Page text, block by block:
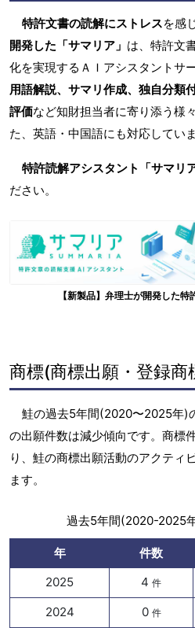
特許文書の読解にストレスを感
開発した「サマリア」 は、特許文
化を実現するＡＩアシスタントサ
用語解説、サマリ作成、独自分類
評価など知財担当者に寄り添う様
た、英語・中国語にも対応していま
特許読解アシスタント「サマリア
ださい。
【新製品】弁理士が開発した
商標(商標出願・登録商
鮭の過去5年間(2020〜2025年)
の出願件数は減少傾向です。商標
り、鮭の商標出願活動のアクティ
ます。
過去5年間(2020-2025
年 件数
2025
4 件
2024 0 件